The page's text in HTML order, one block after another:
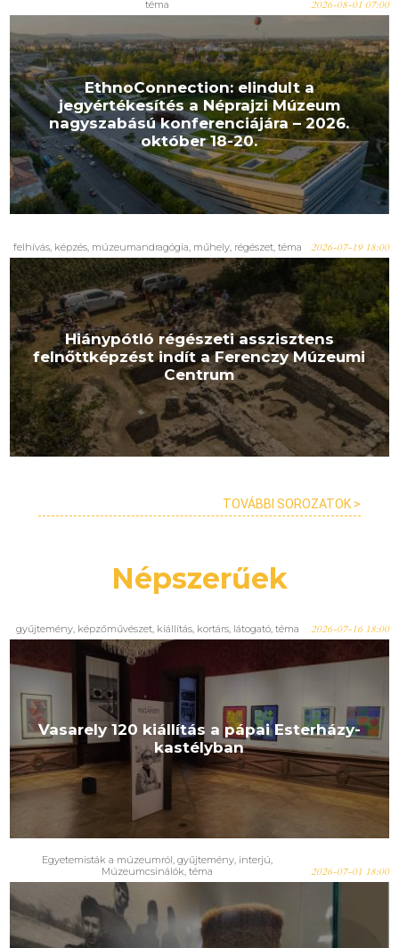
téma 2026-08-01 07:00
EthnoConnection: elindult a
jegyértékesítés a Néprajzi Múzeum
nagyszabású konferenciájára – 2026.
október 18-20.
felhívás, képzés, múzeumandragógia, műhely, régészet, téma 2026-07-19 18:00
Hiánypótló régészeti asszisztens
felnőttképzést indít a Ferenczy Múzeumi
Centrum
TOVÁBBI SOROZATOK >
Népszerűek
gyűjtemény, képzőművészet, kiállítás, kortárs, látogató, téma 2026-07-16 18:00
Vasarely 120 kiállítás a pápai Esterházy-
kastélyban
Egyetemisták a múzeumról, gyűjtemény, interjú,
Múzeumcsinálók, téma 2026-07-01 18:00